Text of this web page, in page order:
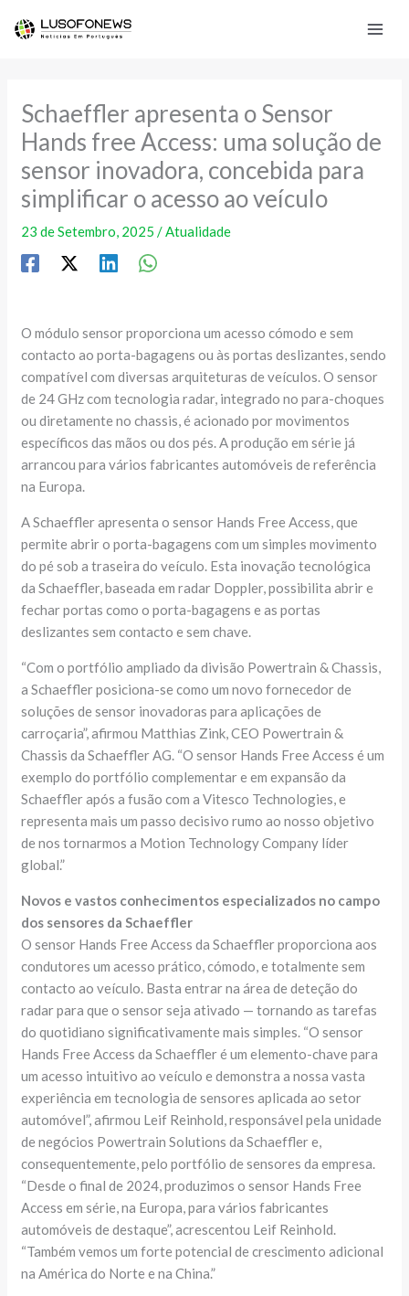
Schaeffler apresenta o Sensor
Hands free Access: uma solução de
sensor inovadora, concebida para
simplificar o acesso ao veículo
23 de Setembro, 2025/Atualidade
O módulo sensor proporciona um acesso cómodo e sem
contacto ao porta-bagagens ou às portas deslizantes, sendo
compatível com diversas arquiteturas de veículos. O sensor
de 24 GHz com tecnologia radar, integrado no para-choques
ou diretamente no chassis, é acionado por movimentos
específicos das mãos ou dos pés. A produção em série já
arrancou para vários fabricantes automóveis de referência
na Europa.
A Schaeffler apresenta o sensor Hands Free Access, que
permite abrir o porta-bagagens com um simples movimento
do pé sob a traseira do veículo. Esta inovação tecnológica
da Schaeffler, baseada em radar Doppler, possibilita abrir e
fechar portas como o porta-bagagens e as portas
deslizantes sem contacto e sem chave.
“Com o portfólio ampliado da divisão Powertrain & Chassis,
a Schaeffler posiciona-se como um novo fornecedor de
soluções de sensor inovadoras para aplicações de
carroçaria”, afirmou Matthias Zink, CEO Powertrain &
Chassis da Schaeffler AG. “O sensor Hands Free Access é um
exemplo do portfólio complementar e em expansão da
Schaeffler após a fusão com a Vitesco Technologies, e
representa mais um passo decisivo rumo ao nosso objetivo
de nos tornarmos a Motion Technology Company líder
global.”
Novos e vastos conhecimentos especializados no campo
dos sensores da Schaeffler
O sensor Hands Free Access da Schaeffler proporciona aos
condutores um acesso prático, cómodo, e totalmente sem
contacto ao veículo. Basta entrar na área de deteção do
radar para que o sensor seja ativado — tornando as tarefas
do quotidiano significativamente mais simples. “O sensor
Hands Free Access da Schaeffler é um elemento-chave para
um acesso intuitivo ao veículo e demonstra a nossa vasta
experiência em tecnologia de sensores aplicada ao setor
automóvel”, afirmou Leif Reinhold, responsável pela unidade
de negócios Powertrain Solutions da Schaeffler e,
consequentemente, pelo portfólio de sensores da empresa.
“Desde o final de 2024, produzimos o sensor Hands Free
Access em série, na Europa, para vários fabricantes
automóveis de destaque”, acrescentou Leif Reinhold.
“Também vemos um forte potencial de crescimento adicional
na América do Norte e na China.”